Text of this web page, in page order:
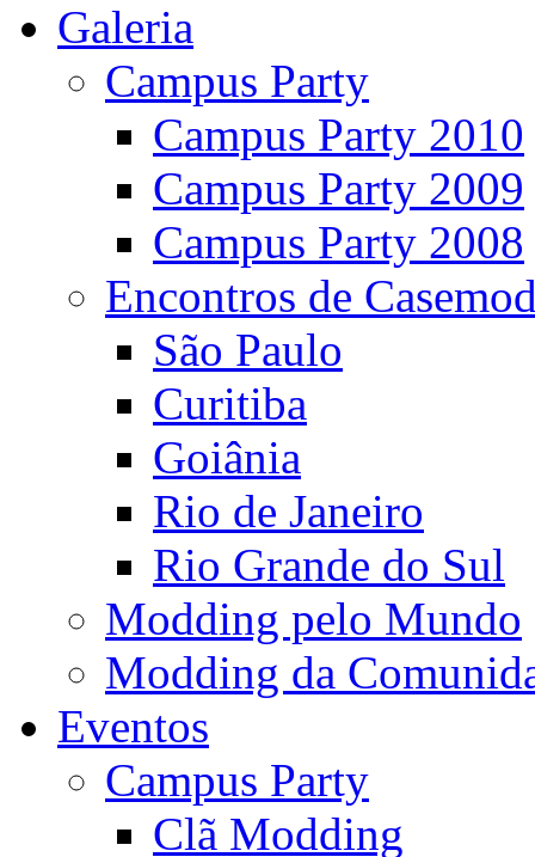
Galeria
Campus Party
Campus Party 2010
Campus Party 2009
Campus Party 2008
Encontros de
São Paulo
Curitiba
Goiânia
Rio de Janeiro
Rio Grande do Sul
Modding pelo Mundo
Modding da
Eventos
Campus Party
Clã Modding